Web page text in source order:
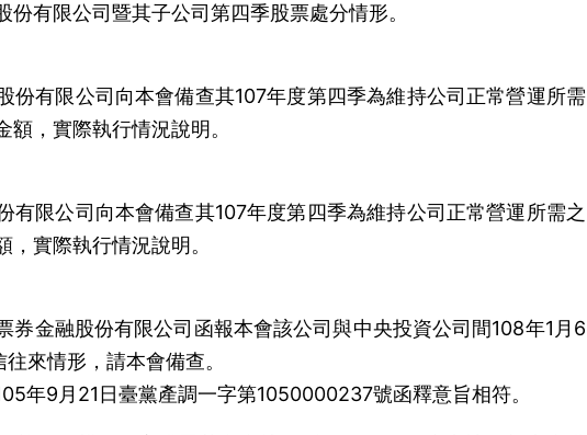
份有限公司暨其子公司第四季股票處分情形。
份有限公司向本會備查其107年度第四季為維持公司正常營運所需
，實際執行情況說明。
有限公司向本會備查其107年度第四季為維持公司正常營運所需之
實際執行情況說明。
券金融股份有限公司函報本會該公司與中央投資公司間108年1月6
來情形，請本會備查。
年9月21日臺黨產調一字第1050000237號函釋意旨相符。